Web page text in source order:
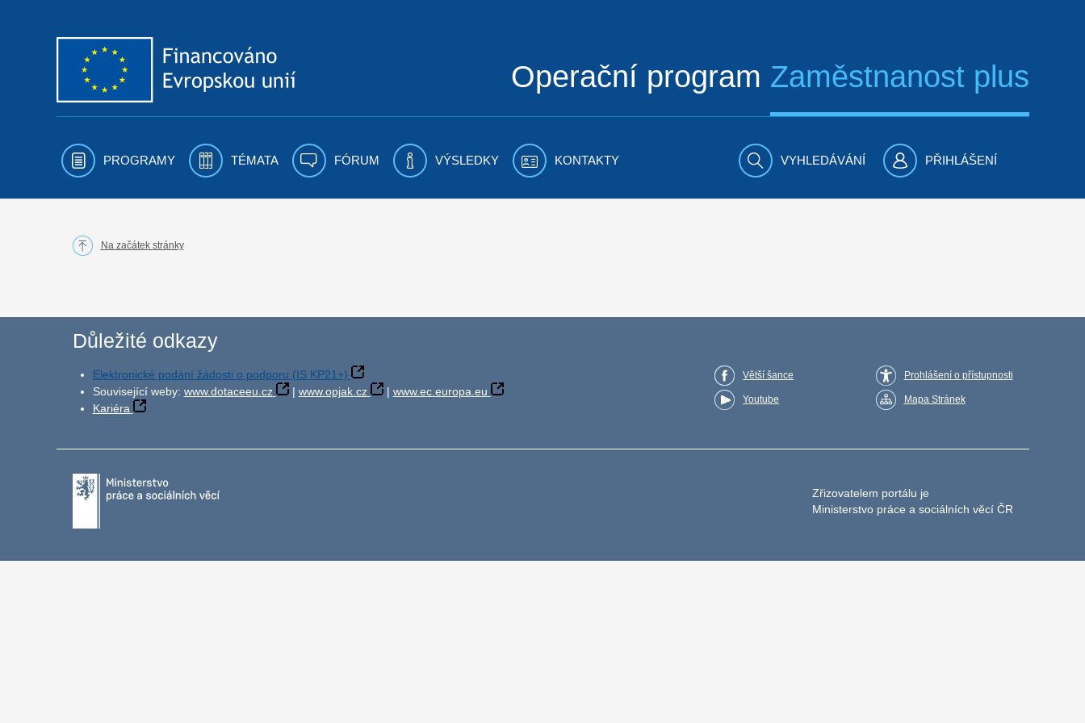
Operační program Zaměstnanost plus
PROGRAMY TÉMATA FÓRUM VÝSLEDKY KONTAKTY VYHLEDÁVÁNÍ PŘIHLÁŠENÍ
Na začátek stránky
Důležité odkazy
Elektronické podání žádosti o podporu (IS KP21+)
Související weby: www.dotaceeu.cz | www.opjak.cz | www.ec.europa.eu
Kariéra
Větší šance
Youtube
Prohlášení o přístupnosti
Mapa Stránek
Zřizovatelem portálu je
Ministerstvo práce a sociálních věcí ČR